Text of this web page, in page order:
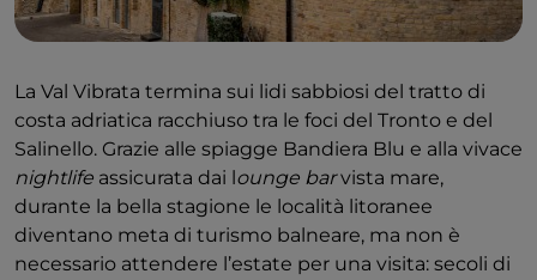
La Val Vibrata termina sui lidi sabbiosi del tratto di
costa adriatica racchiuso tra le foci del Tronto e del
Salinello. Grazie alle spiagge Bandiera Blu e alla vivace
nightlife assicurata dai lounge barvista mare,
durante la bella stagione le località litoranee
diventano meta di turismo balneare, ma non è
necessario attendere l’estate per una visita: secoli di